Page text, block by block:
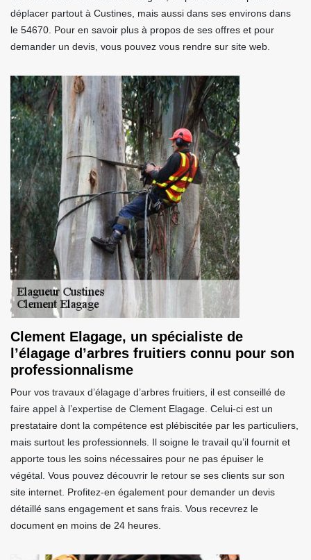
déplacer partout à Custines, mais aussi dans ses environs dans
le 54670. Pour en savoir plus à propos de ses offres et pour
demander un devis, vous pouvez vous rendre sur site web.
Clement Elagage, un spécialiste de
l’élagage d’arbres fruitiers connu pour son
professionnalisme
Pour vos travaux d’élagage d’arbres fruitiers, il est conseillé de
faire appel à l’expertise de Clement Elagage. Celui-ci est un
prestataire dont la compétence est plébiscitée par les particuliers,
mais surtout les professionnels. Il soigne le travail qu’il fournit et
apporte tous les soins nécessaires pour ne pas épuiser le
végétal. Vous pouvez découvrir le retour se ses clients sur son
site internet. Profitez-en également pour demander un devis
détaillé sans engagement et sans frais. Vous recevrez le
document en moins de 24 heures.